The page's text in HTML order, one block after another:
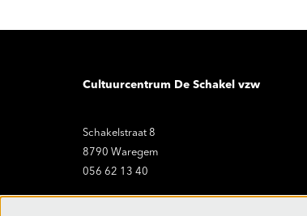
Cultuurcentrum De Schakel vzw
Schakelstraat 8
8790 Waregem
056 62 13 40